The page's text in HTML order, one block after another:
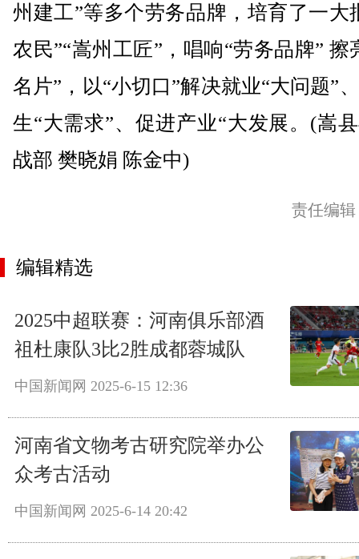
州建工”等多个劳务品牌，培育了一大
农民”“嵩州工匠”，唱响“劳务品牌” 擦
名片”，以“小切口”解决就业“大问题”
生“大需求”、促进产业“大发展。(嵩
战部 樊晓娟 陈金中)
责任编
编辑精选
2025中超联赛：河南俱乐部酒
祖杜康队3比2胜成都蓉城队
中国新闻网 2025-6-15 12:36
河南省文物考古研究院举办公
众考古活动
中国新闻网 2025-6-14 20:42